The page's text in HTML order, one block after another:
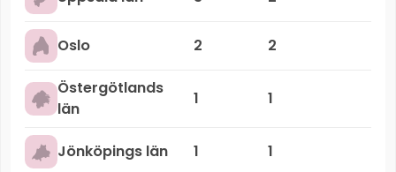
Oslo 2 2
Östergötlands
län
1 1
Jönköpings län 1 1